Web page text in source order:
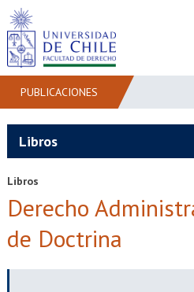
PUBLICACIONES
Libros
Libros
Derecho
de Doctrina